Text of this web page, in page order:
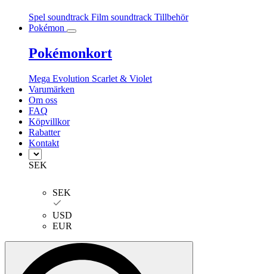
Spel soundtrack Film soundtrack Tillbehör
Pokémon
Pokémonkort
Mega Evolution Scarlet & Violet
Varumärken
Om oss
FAQ
Köpvillkor
Rabatter
Kontakt
SEK
SEK
USD
EUR